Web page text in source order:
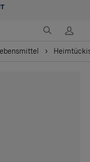
Lebensmittel